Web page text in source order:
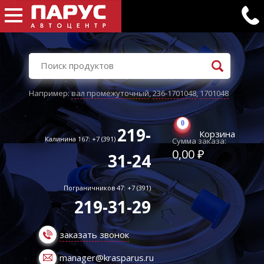
Например:вал промежуточный,236-1701048,1701048
Калинина 167: +7 (391) 219-
31-24
Пограничников 47: +7 (391)
219-31-29
заказать звонок
manager@krasparus.ru
0
Корзина
Сумма заказа:
0,00 ₽